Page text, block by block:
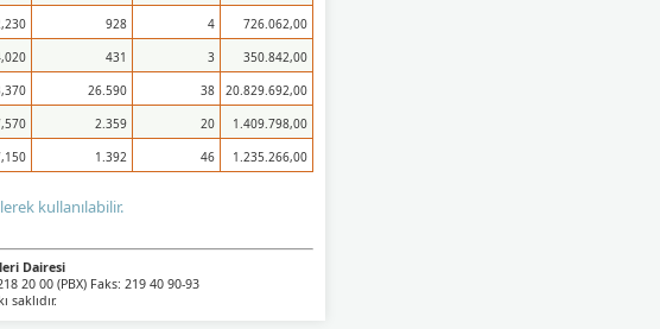
928 4
726.062,00
431 3
350.842,00
26.590 38
20.829.692,00
2.359 20
1.409.798,00
1.392 46 1.235.266,00
kullanılabilir.
Dairesi
20 00 (PBX) Faks: 219 40 90-93